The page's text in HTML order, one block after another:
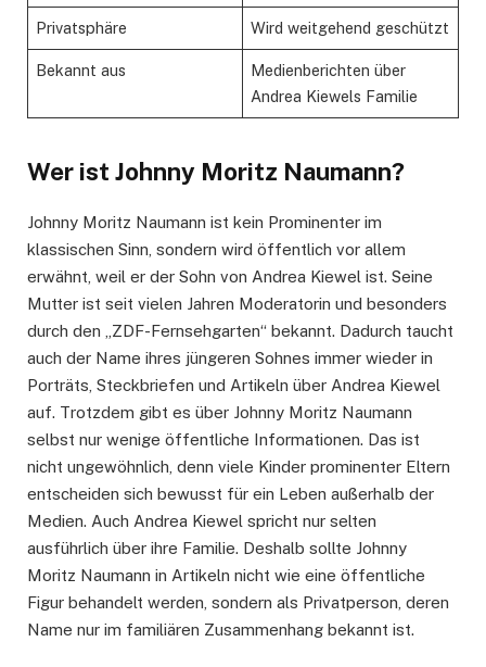
Privatsphäre Wird weitgehend geschützt
Bekannt aus
Medienberichten über
Andrea Kiewels Familie
Wer ist Johnny Moritz Naumann?
Johnny Moritz Naumann ist kein Prominenter im
klassischen Sinn, sondern wird öffentlich vor allem
erwähnt, weil er der Sohn von Andrea Kiewel ist. Seine
Mutter ist seit vielen Jahren Moderatorin und besonders
durch den „ZDF-Fernsehgarten“ bekannt. Dadurch taucht
auch der Name ihres jüngeren Sohnes immer wieder in
Porträts, Steckbriefen und Artikeln über Andrea Kiewel
auf. Trotzdem gibt es über Johnny Moritz Naumann
selbst nur wenige öffentliche Informationen. Das ist
nicht ungewöhnlich, denn viele Kinder prominenter Eltern
entscheiden sich bewusst für ein Leben außerhalb der
Medien. Auch Andrea Kiewel spricht nur selten
ausführlich über ihre Familie. Deshalb sollte Johnny
Moritz Naumann in Artikeln nicht wie eine öffentliche
Figur behandelt werden, sondern als Privatperson, deren
Name nur im familiären Zusammenhang bekannt ist.